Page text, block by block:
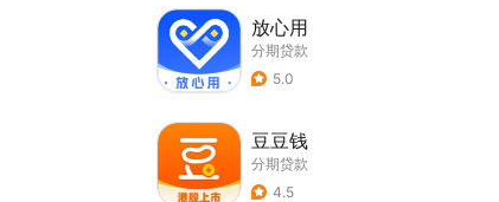
放心用
分期贷款
5.0
豆豆钱
分期贷款
4.5